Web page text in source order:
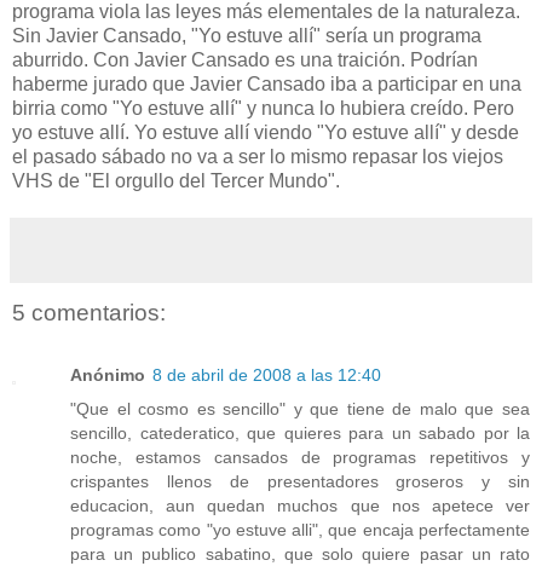
programa viola las leyes más elementales de la naturaleza.
Sin Javier Cansado, "Yo estuve allí" sería un programa
aburrido. Con Javier Cansado es una traición. Podrían
haberme jurado que Javier Cansado iba a participar en una
birria como "Yo estuve allí" y nunca lo hubiera creído. Pero
yo estuve allí. Yo estuve allí viendo "Yo estuve allí" y desde
el pasado sábado no va a ser lo mismo repasar los viejos
VHS de "El orgullo del Tercer Mundo".
5 comentarios:
Anónimo 8 de abril de 2008 a las 12:40
"Que el cosmo es sencillo" y que tiene de malo que sea
sencillo, catederatico, que quieres para un sabado por la
noche, estamos cansados de programas repetitivos y
crispantes llenos de presentadores groseros y sin
educacion, aun quedan muchos que nos apetece ver
programas como "yo estuve alli", que encaja perfectamente
para un publico sabatino, que solo quiere pasar un rato